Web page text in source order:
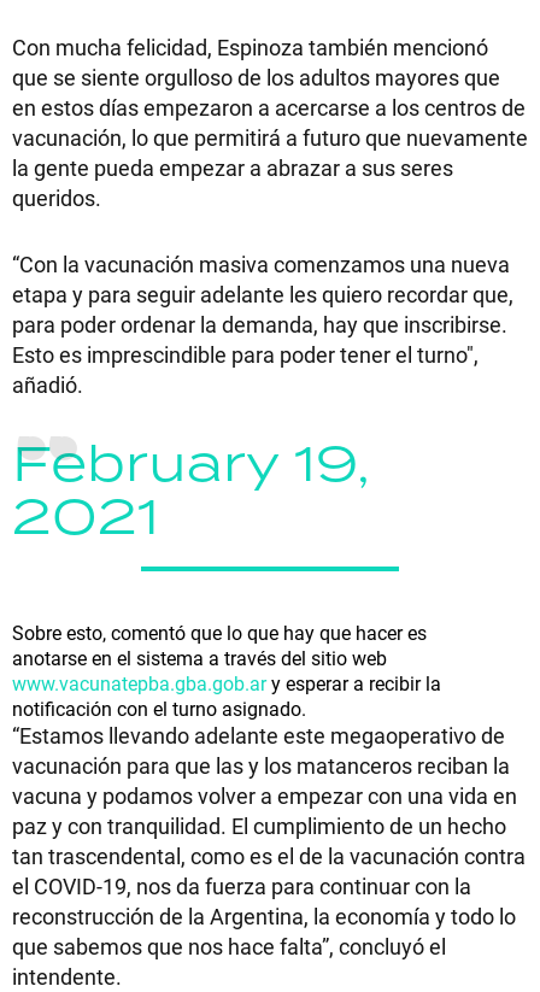
Con mucha felicidad, Espinoza también mencionó
que se siente orgulloso de los adultos mayores que
en estos días empezaron a acercarse a los centros de
vacunación, lo que permitirá a futuro que nuevamente
la gente pueda empezar a abrazar a sus seres
queridos.
“Con la vacunación masiva comenzamos una nueva
etapa y para seguir adelante les quiero recordar que,
para poder ordenar la demanda, hay que inscribirse.
Esto es imprescindible para poder tener el turno",
añadió.
February 19,
2021
Sobre esto, comentó que lo que hay que hacer es
anotarse en el sistema a través del sitio web
www.vacunatepba.gba.gob.ary esperar a recibir la
notificación con el turno asignado.
“Estamos llevando adelante este megaoperativo de
vacunación para que las y los matanceros reciban la
vacuna y podamos volver a empezar con una vida en
paz y con tranquilidad. El cumplimiento de un hecho
tan trascendental, como es el de la vacunación contra
el COVID-19, nos da fuerza para continuar con la
reconstrucción de la Argentina, la economía y todo lo
que sabemos que nos hace falta”, concluyó el
intendente.